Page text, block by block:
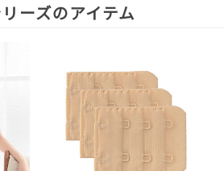
ーズのアイテム